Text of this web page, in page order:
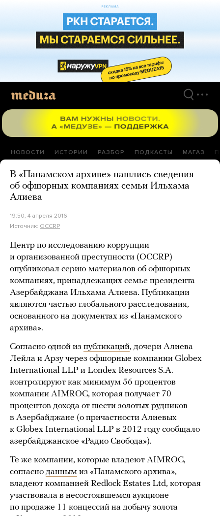
НОВОСТИ ИСТОРИИ РАЗБОР ПОДКАСТЫ МАГАЗ
В «Панамском архиве» нашлись сведения
об офшорных компаниях семьи Ильхама
Алиева
19:50, 4 апреля 2016
Источник: OCCRP
Центр по исследованию коррупции
и организованной преступности (OCCRP)
опубликовал серию материалов об офшорных
компаниях, принадлежащих семье президента
Азербайджана Ильхама Алиева. Публикации
являются частью глобального расследования,
основанного на документах из «Панамского
архива».
Согласно одной из публикаций, дочери Алиева
Лейла и Арзу через офшорные компании Globex
International LLP и Londex Resources S.A.
контролируют как минимум 56 процентов
компании AIMROC, которая получает 70
процентов дохода от шести золотых рудников
в Азербайджане (о причастности Алиевых
к Globex International LLP в 2012 годусообщало
азербайджанское «Радио Свобода»).
Те же компании, которые владеют AIMROC,
согласно данным из «Панамского архива»,
владеют компанией Redlock Estates Ltd, которая
участвовала в несостоявшемся аукционе
по продаже 11 концессий на добычу золота